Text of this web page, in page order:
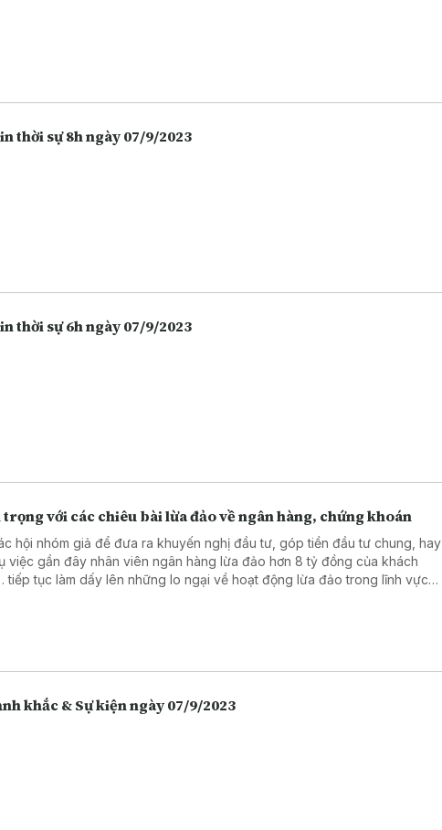
thời sự 8h ngày 07/9/2023
thời sự 6h ngày 07/9/2023
trọng với các chiêu bài lừa đảo về ngân hàng, chứng khoán
hội nhóm giả để đưa ra khuyến nghị đầu tư, góp tiền đầu tư chung, hay
việc gần đây nhân viên ngân hàng lừa đảo hơn 8 tỷ đồng của khách
tiếp tục làm dấy lên những lo ngại về hoạt động lừa đảo trong lĩnh vực
Khoảnh khắc & Sự kiện ngày 07/9/2023